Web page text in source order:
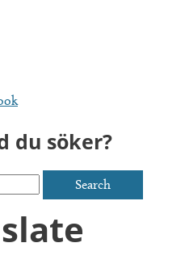
du söker?
Search